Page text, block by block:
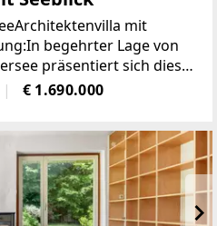
mit
begehrter Lage von
präsentiert sich diese
Villa als ein wahres
Die im Jahr 2010
€ 1.690.000